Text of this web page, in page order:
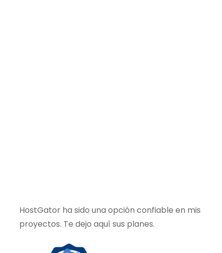
HostGator ha sido una opción confiable en mis
proyectos. Te dejo aquí sus planes.